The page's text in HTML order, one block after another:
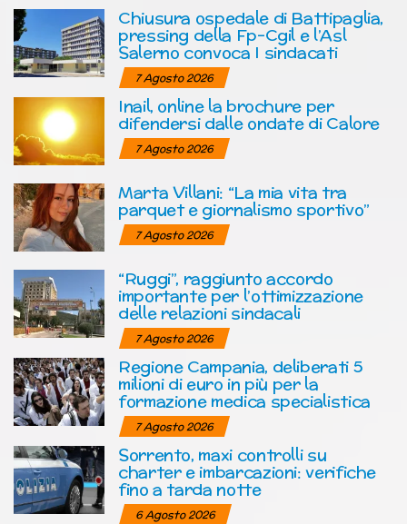
Chiusura ospedale di Battipaglia,
pressing della Fp-Cgil e l’Asl
Salerno convoca I sindacati
7 Agosto 2026
Inail, online la brochure per
difendersi dalle ondate di Calore
7 Agosto 2026
Marta Villani: “La mia vita tra
parquet e giornalismo sportivo”
7 Agosto 2026
“Ruggi”, raggiunto accordo
importante per l’ottimizzazione
delle relazioni sindacali
7 Agosto 2026
Regione Campania, deliberati 5
milioni di euro in più per la
formazione medica specialistica
7 Agosto 2026
Sorrento, maxi controlli su
charter e imbarcazioni: verifiche
fino a tarda notte
6 Agosto 2026